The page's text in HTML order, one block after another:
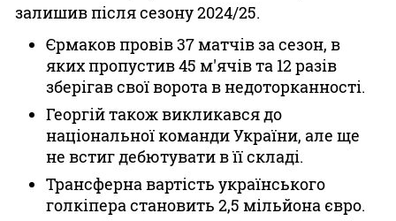
залишив після сезону 2024/25.
Єрмаков провів 37 матчів за сезон, в
яких пропустив 45 м'ячів та 12 разів
зберігав свої ворота в недоторканності.
Георгій також викликався до
національної команди України, але ще
не встиг дебютувати в її складі.
Трансферна вартість українського
голкіпера становить 2,5 мільйона євро.